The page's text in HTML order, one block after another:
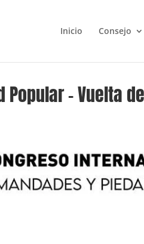
Inicio Consejo
Popular – Vuelta